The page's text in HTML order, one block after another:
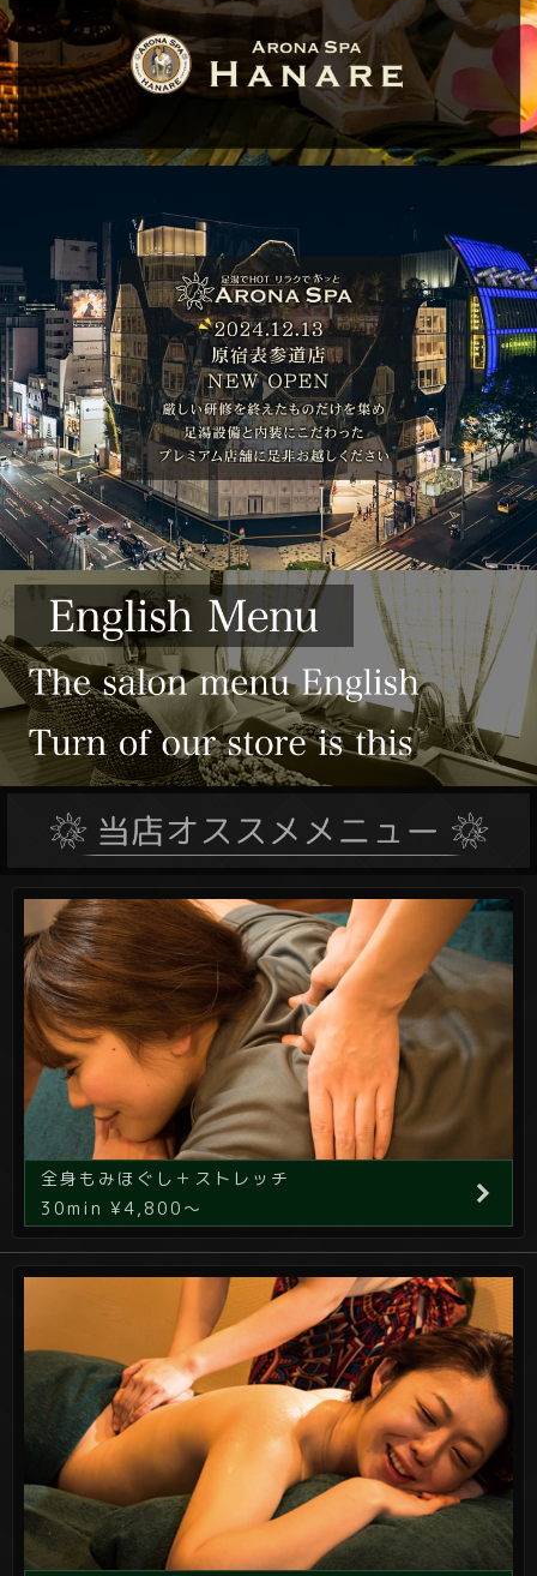
全身もみほぐし＋ストレッチ
30min ¥4,800～